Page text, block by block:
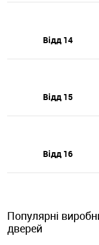
Відд 14
Відд 15
Відд 16
Популярні
дверей